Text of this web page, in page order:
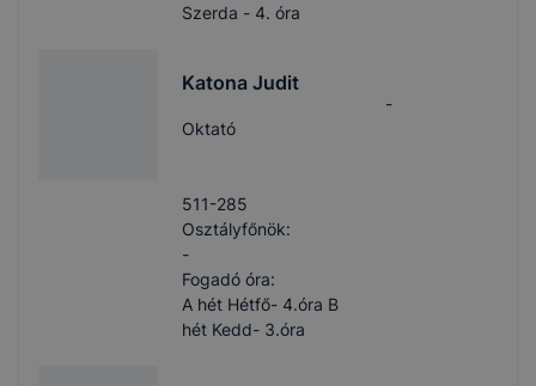
Szerda - 4. óra
Katona Judit
Oktató
-
511-285
Osztályfőnök:
-
Fogadó óra:
A hét Hétfő- 4.óra B
hét Kedd- 3.óra